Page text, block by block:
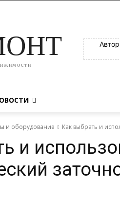
и оборудование Как выбрать и
и